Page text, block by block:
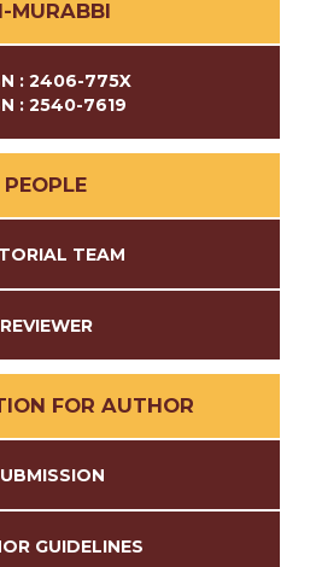
MURABBI
: 2406-775X
: 2540-7619
PEOPLE
TEAM
REVIEWER
FOR AUTHOR
GUIDELINES